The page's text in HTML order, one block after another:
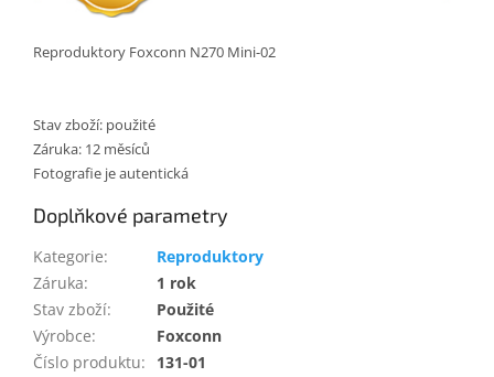
Reproduktory Foxconn N270 Mini-02
Stav zboží: použité
Záruka: 12 měsíců
Fotografie je autentická
Doplňkové parametry
Kategorie:
Reproduktory
Záruka:
1 rok
Stav zboží:
Použité
Výrobce:
Foxconn
Číslo produktu:
131-01